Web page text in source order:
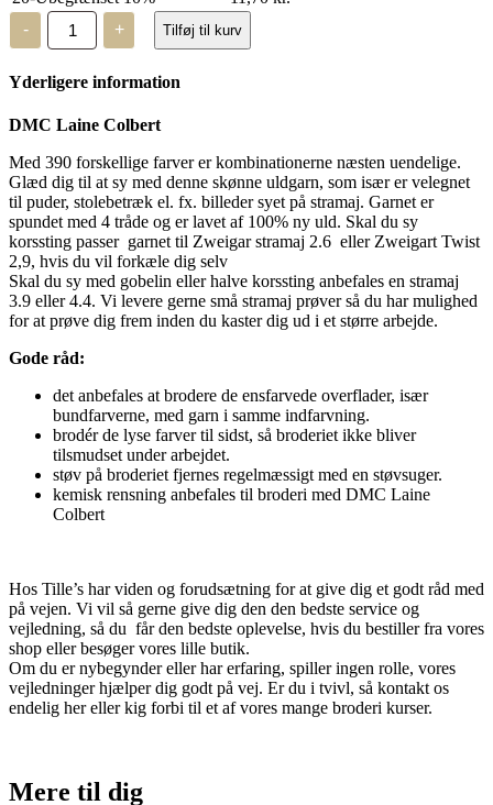
-
DMC
Laine
Colbert
uldgarn
7038
+ Tilføj til kurv
Yderligere information
DMC Laine Colbert
Med 390 forskellige farver er kombinationerne næsten uendelige.
Glæd dig til at sy med denne skønne uldgarn, som især er velegnet
til puder, stolebetræk el. fx. billeder syet på stramaj. Garnet er
spundet med 4 tråde og er lavet af 100% ny uld. Skal du sy
korssting passer garnet til Zweigar stramaj 2.6 eller Zweigart Twist
2,9, hvis du vil forkæle dig selv
Skal du sy med gobelin eller halve korssting anbefales en stramaj
3.9 eller 4.4. Vi levere gerne små stramaj prøver så du har mulighed
for at prøve dig frem inden du kaster dig ud i et større arbejde.
Gode råd:
det anbefales at brodere de ensfarvede overflader, især
bundfarverne, med garn i samme indfarvning.
brodér de lyse farver til sidst, så broderiet ikke bliver
tilsmudset under arbejdet.
støv på broderiet fjernes regelmæssigt med en støvsuger.
kemisk rensning anbefales til broderi med DMC Laine
Colbert
Hos Tille’s har viden og forudsætning for at give dig et godt råd med
på vejen. Vi vil så gerne give dig den den bedste service og
vejledning, så du får den bedste oplevelse, hvis du bestiller fra vores
shop eller besøger vores lille butik.
Om du er nybegynder eller har erfaring, spiller ingen rolle, vores
vejledninger hjælper dig godt på vej. Er du i tvivl, så kontakt os
endelig her eller kig forbi til et af vores mange broderi kurser.
Mere til dig